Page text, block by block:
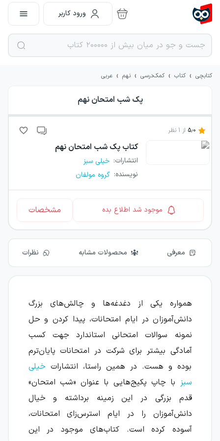
ورود کاربر
کتابچی › کتاب › کمک‌درسی › نهم › عربی
پک شب امتحان نهم
5.0 از 1 نظر
کتاب پک شب امتحان نهم
انتشارات: خیلی سبز
نویسنده: گروه مولفان
موجود شد اطلاع بده مشخصات
معرفی محصولات مشابه نظرات
همواره یکی از دغدغه‌ها و چالش‌های بزرگ
دانش‌آموزان در ایام امتحانات، پیدا کردن و حل
نمونه سوالات امتحانی استاندارد جهت کسب
آمادگی بیشتر برای شرکت در امتحانات پایان‌ترم
بوده و هست. در همین راستا، انتشارات خیلی
سبز با چاپ پکیج‌هایی با عنوان «شب امتحان»
قدم بزرگی در این زمینه برداشته و خیال
دانش‌آموزان را در ایام استرس‌زای امتحانات،
آسوده کرده است. کتاب‌های موجود در این